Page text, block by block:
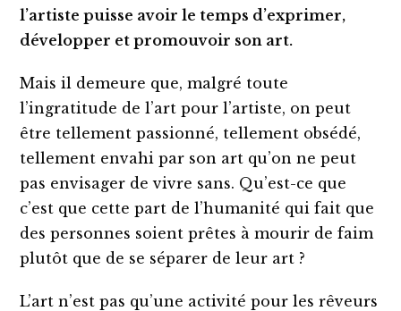
l’artiste puisse avoir le temps d’exprimer,
développer et promouvoir son art.
Mais il demeure que, malgré toute
l’ingratitude de l’art pour l’artiste, on peut
être tellement passionné, tellement obsédé,
tellement envahi par son art qu’on ne peut
pas envisager de vivre sans. Qu’est-ce que
c’est que cette part de l’humanité qui fait que
des personnes soient prêtes à mourir de faim
plutôt que de se séparer de leur art ?
L’art n’est pas qu’une activité pour les rêveurs